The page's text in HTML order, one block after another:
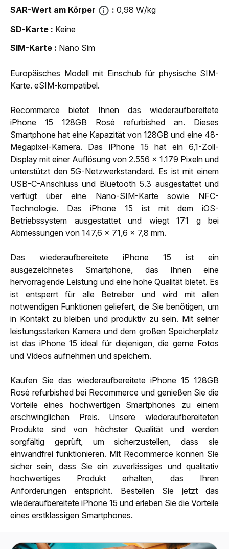
SAR-Wert am Körper
0,98 W/kg
SD-Karte
Keine
SIM-Karte
Nano Sim
Europäisches Modell mit Einschub für physische SIM-
Karte. eSIM-kompatibel.
Recommerce bietet Ihnen das wiederaufbereitete
iPhone 15 128GB Rosé refurbished an. Dieses
Smartphone hat eine Kapazität von 128GB und eine 48-
Megapixel-Kamera. Das iPhone 15 hat ein 6,1-Zoll-
Display mit einer Auflösung von 2.556 x 1.179 Pixeln und
unterstützt den 5G-Netzwerkstandard. Es ist mit einem
USB-C-Anschluss und Bluetooth 5.3 ausgestattet und
verfügt über eine Nano-SIM-Karte sowie NFC-
Technologie. Das iPhone 15 ist mit dem iOS-
Betriebssystem ausgestattet und wiegt 171 g bei
Abmessungen von 147,6 x 71,6 x 7,8 mm.
Das wiederaufbereitete iPhone 15 ist ein
ausgezeichnetes Smartphone, das Ihnen eine
hervorragende Leistung und eine hohe Qualität bietet. Es
ist entsperrt für alle Betreiber und wird mit allen
notwendigen Funktionen geliefert, die Sie benötigen, um
in Kontakt zu bleiben und produktiv zu sein. Mit seiner
leistungsstarken Kamera und dem großen Speicherplatz
ist das iPhone 15 ideal für diejenigen, die gerne Fotos
und Videos aufnehmen und speichern.
Kaufen Sie das wiederaufbereitete iPhone 15 128GB
Rosé refurbished bei Recommerce und genießen Sie die
Vorteile eines hochwertigen Smartphones zu einem
erschwinglichen Preis. Unsere wiederaufbereiteten
Produkte sind von höchster Qualität und werden
sorgfältig geprüft, um sicherzustellen, dass sie
einwandfrei funktionieren. Mit Recommerce können Sie
sicher sein, dass Sie ein zuverlässiges und qualitativ
hochwertiges Produkt erhalten, das Ihren
Anforderungen entspricht. Bestellen Sie jetzt das
wiederaufbereitete iPhone 15 und erleben Sie die Vorteile
eines erstklassigen Smartphones.